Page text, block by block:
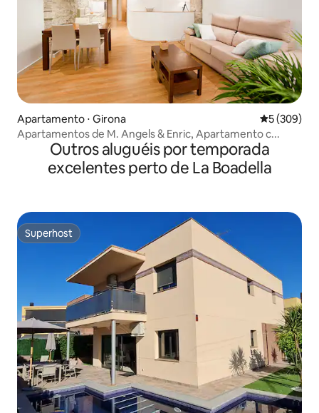
Apartamento ⋅ Girona 5 de uma
5 (309)
Apartamentos de M. Angels & Enric, Apartamento c...
Outros aluguéis por temporada
excelentes perto de La Boadella
Superhost
Superhost